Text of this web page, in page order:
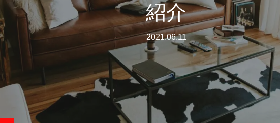
紹介
2021.06.11